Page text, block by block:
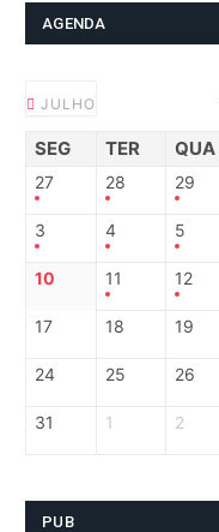
AGENDA
JULHO
SEG TER QUA
27 28 29
3 4 5
10 11 12
17 18 19
24 25 26
31 1 2
PUB